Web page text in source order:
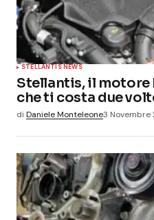
STELLANTIS NEWS
Stellantis, il motore
che ti costa due
di Daniele Monteleone3 Novembre